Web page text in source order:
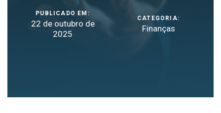
PUBLICADO EM:
22 de outubro de
2025
CATEGORIA:
Finanças